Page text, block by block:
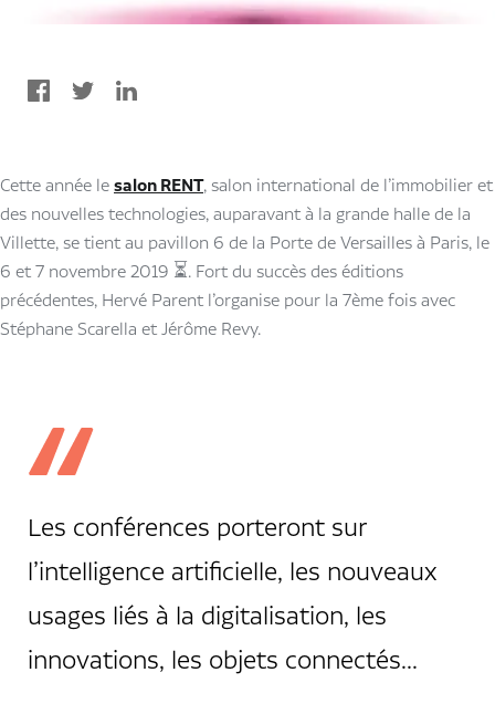
Cette année lesalon RENT, salon international de l’immobilier et
des nouvelles technologies, auparavant à la grande halle de la
Villette, se tient au pavillon 6 de la Porte de Versailles à Paris, le
6 et 7 novembre 2019 ⏳. Fort du succès des éditions
précédentes, Hervé Parent l’organise pour la 7ème fois avec
Stéphane Scarella et Jérôme Revy.
Les conférences porteront sur
l’intelligence artificielle, les nouveaux
usages liés à la digitalisation, les
innovations, les objets connectés...